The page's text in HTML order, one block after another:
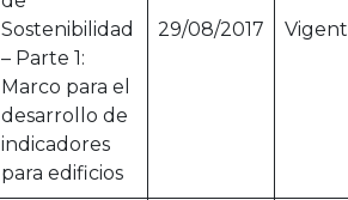
Sostenibilidad
– Parte 1:
Marco para el
desarrollo de
indicadores
para edificios
29/08/2017